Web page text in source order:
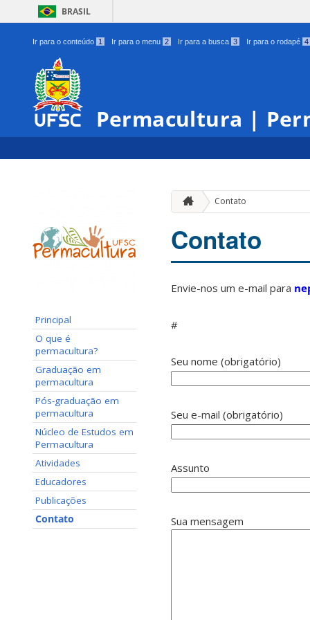
BRASIL
Ir para o conteúdo 1 Ir para o menu 2 Ir para a busca 3 Ir para o rodapé 4
Permacultura |
Principal
O que é
permacultura?
Graduação em
permacultura
Pós-graduação em
permacultura
Núcleo de Estudos em
Permacultura
Atividades
Educadores
Publicações
Contato
Contato
Contato
Envie-nos um e-mail para
#
Seu nome (obrigatório)
Seu e-mail (obrigatório)
Assunto
Sua mensagem